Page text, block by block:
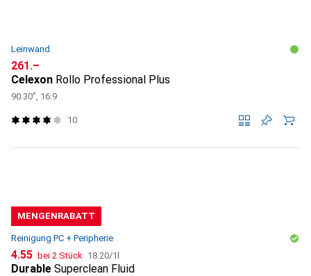
Leinwand
CHF
261.–
Celexon Rollo Professional Plus
90.30", 16:9
10
MENGENRABATT
Reinigung PC + Peripherie
CHF
4.55 bei 2 Stück CHF
18.20/1l
Durable Superclean Fluid